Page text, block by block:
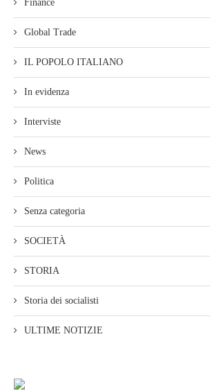
Finance
Global Trade
IL POPOLO ITALIANO
In evidenza
Interviste
News
Politica
Senza categoria
SOCIETÀ
STORIA
Storia dei socialisti
ULTIME NOTIZIE